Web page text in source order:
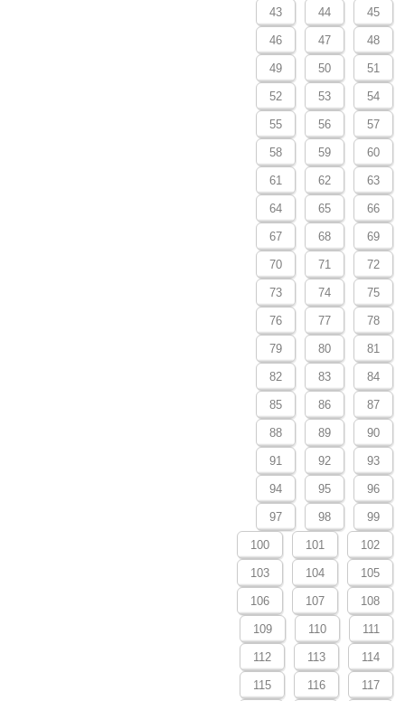
43 44 45
46 47 48
49 50 51
52 53 54
55 56 57
58 59 60
61 62 63
64 65 66
67 68 69
70 71 72
73 74 75
76 77 78
79 80 81
82 83 84
85 86 87
88 89 90
91 92 93
94 95 96
97 98 99
100 101 102
103 104 105
106 107 108
109 110 111
112 113 114
115 116 117